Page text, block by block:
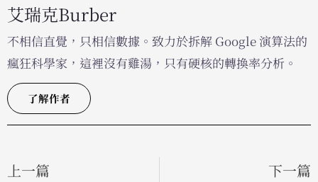
艾瑞克Burber
不相信直覺，只相信數據。致力於拆解 Google 演算法的
瘋狂科學家，這裡沒有雞湯，只有硬核的轉換率分析。
了解作者
上一篇 下一篇